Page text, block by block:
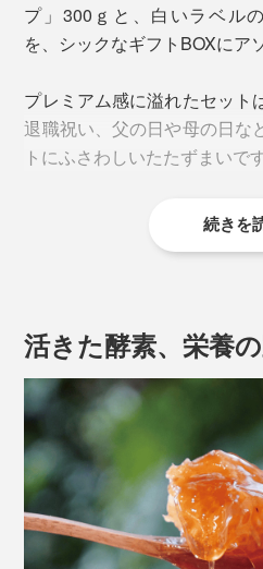
化学物質の混ざりようのな
置しているから、集められ
ア。「Jara Beekeepers
リアした採蜜方法で作ら
Honey』を名乗ることを許さ
その規定は、効率とは真逆
人の住む村から4〜6km離れ
JARAの中につくられた巣
半分は、ミツバチが冬を越
プ」300ｇと、白いラベル
を、シックなギフトBOXにア
プレミアム感に溢れたセット
退職祝い、父の日や母の日な
トにふさわしいたたずまいです
続きを
活きた酵素、栄養